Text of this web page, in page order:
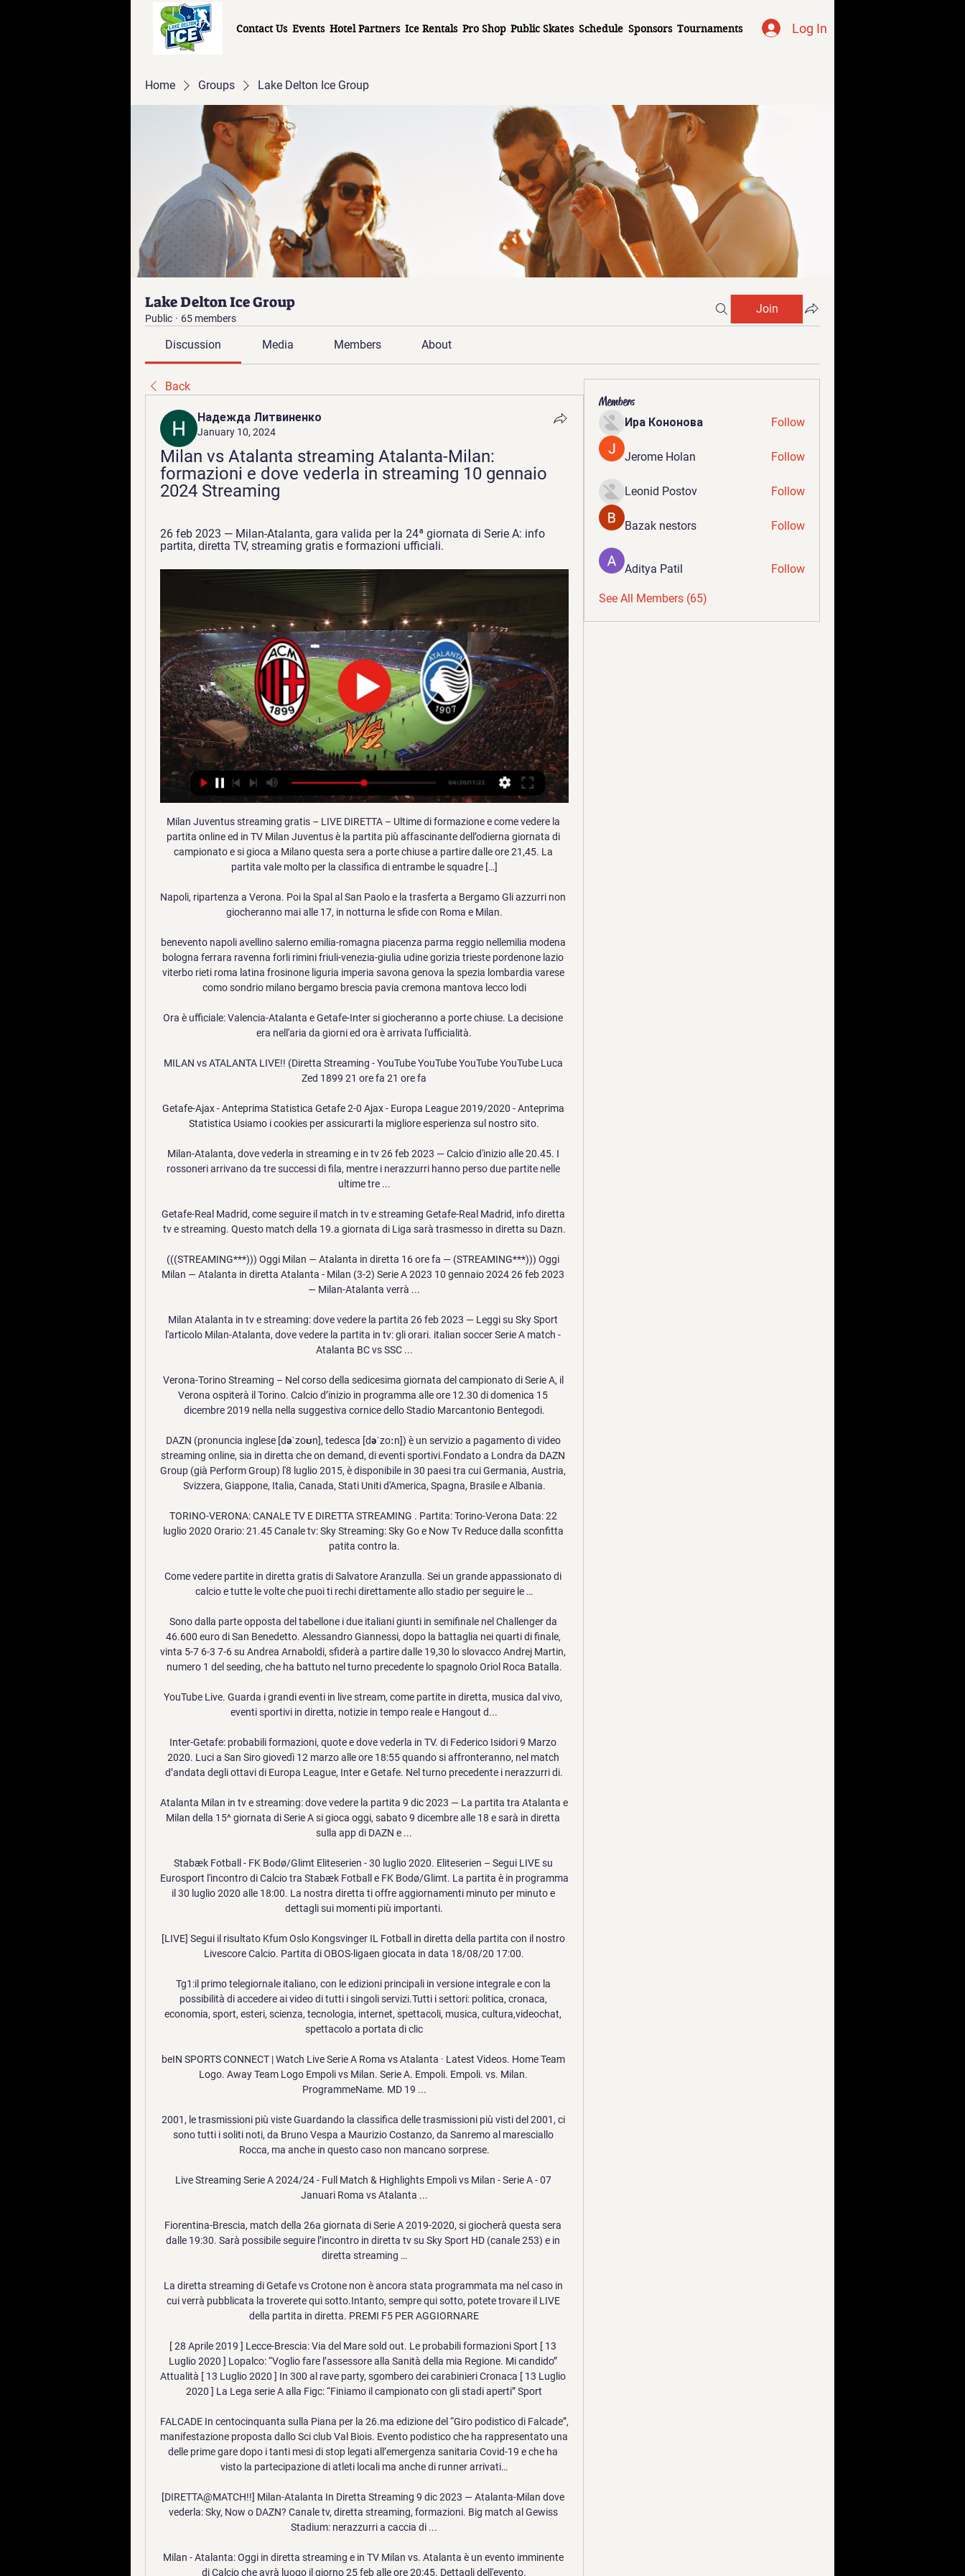
Contact Us Events Hotel Partners Ice Rentals Pro Shop Public Skates Schedule Sponsors Tournaments Log In
Home Groups Lake Delton Ice Group
Lake Delton Ice Group
Public · 65 members
Join
Discussion Media Members About
Back
Надежда Литвиненко
January 10, 2024
Milan vs Atalanta streaming Atalanta-Milan:
formazioni e dove vederla in streaming 10 gennaio
2024 Streaming
26 feb 2023 — Milan-Atalanta, gara valida per la 24ª giornata di Serie A: info
partita, diretta TV, streaming gratis e formazioni ufficiali.
Milan Juventus streaming gratis – LIVE DIRETTA – Ultime di formazione e come vedere la
partita online ed in TV Milan Juventus è la partita più affascinante dell’odierna giornata di
campionato e si gioca a Milano questa sera a porte chiuse a partire dalle ore 21,45. La
partita vale molto per la classifica di entrambe le squadre […]
Napoli, ripartenza a Verona. Poi la Spal al San Paolo e la trasferta a Bergamo Gli azzurri non
giocheranno mai alle 17, in notturna le sfide con Roma e Milan.
benevento napoli avellino salerno emilia-romagna piacenza parma reggio nellemilia modena
bologna ferrara ravenna forli rimini friuli-venezia-giulia udine gorizia trieste pordenone lazio
viterbo rieti roma latina frosinone liguria imperia savona genova la spezia lombardia varese
como sondrio milano bergamo brescia pavia cremona mantova lecco lodi
Ora è ufficiale: Valencia-Atalanta e Getafe-Inter si giocheranno a porte chiuse. La decisione
era nell'aria da giorni ed ora è arrivata l'ufficialità.
MILAN vs ATALANTA LIVE!! (Diretta Streaming - YouTube YouTube YouTube YouTube Luca
Zed 1899 21 ore fa 21 ore fa
Getafe-Ajax - Anteprima Statistica Getafe 2-0 Ajax - Europa League 2019/2020 - Anteprima
Statistica Usiamo i cookies per assicurarti la migliore esperienza sul nostro sito.
Milan-Atalanta, dove vederla in streaming e in tv 26 feb 2023 — Calcio d'inizio alle 20.45. I
rossoneri arrivano da tre successi di fila, mentre i nerazzurri hanno perso due partite nelle
ultime tre ...
Getafe-Real Madrid, come seguire il match in tv e streaming Getafe-Real Madrid, info diretta
tv e streaming. Questo match della 19.a giornata di Liga sarà trasmesso in diretta su Dazn.
(((STREAMING***))) Oggi Milan — Atalanta in diretta 16 ore fa — (STREAMING***))) Oggi
Milan — Atalanta in diretta Atalanta - Milan (3-2) Serie A 2023 10 gennaio 2024 26 feb 2023
— Milan-Atalanta verrà ...
Milan Atalanta in tv e streaming: dove vedere la partita 26 feb 2023 — Leggi su Sky Sport
l'articolo Milan-Atalanta, dove vedere la partita in tv: gli orari. italian soccer Serie A match -
Atalanta BC vs SSC ...
Verona-Torino Streaming – Nel corso della sedicesima giornata del campionato di Serie A, il
Verona ospiterà il Torino. Calcio d’inizio in programma alle ore 12.30 di domenica 15
dicembre 2019 nella nella suggestiva cornice dello Stadio Marcantonio Bentegodi.
DAZN (pronuncia inglese [dəˈzoʊn], tedesca [dəˈzoːn]) è un servizio a pagamento di video
streaming online, sia in diretta che on demand, di eventi sportivi.Fondato a Londra da DAZN
Group (già Perform Group) l'8 luglio 2015, è disponibile in 30 paesi tra cui Germania, Austria,
Svizzera, Giappone, Italia, Canada, Stati Uniti d'America, Spagna, Brasile e Albania.
TORINO-VERONA: CANALE TV E DIRETTA STREAMING . Partita: Torino-Verona Data: 22
luglio 2020 Orario: 21.45 Canale tv: Sky Streaming: Sky Go e Now Tv Reduce dalla sconfitta
patita contro la.
Come vedere partite in diretta gratis di Salvatore Aranzulla. Sei un grande appassionato di
calcio e tutte le volte che puoi ti rechi direttamente allo stadio per seguire le …
Sono dalla parte opposta del tabellone i due italiani giunti in semifinale nel Challenger da
46.600 euro di San Benedetto. Alessandro Giannessi, dopo la battaglia nei quarti di finale,
vinta 5-7 6-3 7-6 su Andrea Arnaboldi, sfiderà a partire dalle 19,30 lo slovacco Andrej Martin,
numero 1 del seeding, che ha battuto nel turno precedente lo spagnolo Oriol Roca Batalla.
YouTube Live. Guarda i grandi eventi in live stream, come partite in diretta, musica dal vivo,
eventi sportivi in diretta, notizie in tempo reale e Hangout d...
Inter-Getafe: probabili formazioni, quote e dove vederla in TV. di Federico Isidori 9 Marzo
2020. Luci a San Siro giovedì 12 marzo alle ore 18:55 quando si affronteranno, nel match
d’andata degli ottavi di Europa League, Inter e Getafe. Nel turno precedente i nerazzurri di.
Atalanta Milan in tv e streaming: dove vedere la partita 9 dic 2023 — La partita tra Atalanta e
Milan della 15^ giornata di Serie A si gioca oggi, sabato 9 dicembre alle 18 e sarà in diretta
sulla app di DAZN e ...
Stabæk Fotball - FK Bodø/Glimt Eliteserien - 30 luglio 2020. Eliteserien – Segui LIVE su
Eurosport l'incontro di Calcio tra Stabæk Fotball e FK Bodø/Glimt. La partita è in programma
il 30 luglio 2020 alle 18:00. La nostra diretta ti offre aggiornamenti minuto per minuto e
dettagli sui momenti più importanti.
[LIVE] Segui il risultato Kfum Oslo Kongsvinger IL Fotball in diretta della partita con il nostro
Livescore Calcio. Partita di OBOS-ligaen giocata in data 18/08/20 17:00.
Tg1:il primo telegiornale italiano, con le edizioni principali in versione integrale e con la
possibilità di accedere ai video di tutti i singoli servizi.Tutti i settori: politica, cronaca,
economia, sport, esteri, scienza, tecnologia, internet, spettacoli, musica, cultura,videochat,
spettacolo a portata di clic
beIN SPORTS CONNECT | Watch Live Serie A Roma vs Atalanta · Latest Videos. Home Team
Logo. Away Team Logo Empoli vs Milan. Serie A. Empoli. Empoli. vs. Milan.
ProgrammeName. MD 19 ...
2001, le trasmissioni più viste Guardando la classifica delle trasmissioni più visti del 2001, ci
sono tutti i soliti noti, da Bruno Vespa a Maurizio Costanzo, da Sanremo al maresciallo
Rocca, ma anche in questo caso non mancano sorprese.
Live Streaming Serie A 2024/24 - Full Match & Highlights Empoli vs Milan - Serie A - 07
Januari Roma vs Atalanta ...
Fiorentina-Brescia, match della 26a giornata di Serie A 2019-2020, si giocherà questa sera
dalle 19:30. Sarà possibile seguire l’incontro in diretta tv su Sky Sport HD (canale 253) e in
diretta streaming …
La diretta streaming di Getafe vs Crotone non è ancora stata programmata ma nel caso in
cui verrà pubblicata la troverete qui sotto.Intanto, sempre qui sotto, potete trovare il LIVE
della partita in diretta. PREMI F5 PER AGGIORNARE
[ 28 Aprile 2019 ] Lecce-Brescia: Via del Mare sold out. Le probabili formazioni Sport [ 13
Luglio 2020 ] Lopalco: “Voglio fare l’assessore alla Sanità della mia Regione. Mi candido”
Attualità [ 13 Luglio 2020 ] In 300 al rave party, sgombero dei carabinieri Cronaca [ 13 Luglio
2020 ] La Lega serie A alla Figc: “Finiamo il campionato con gli stadi aperti” Sport
FALCADE In centocinquanta sulla Piana per la 26.ma edizione del “Giro podistico di Falcade”,
manifestazione proposta dallo Sci club Val Biois. Evento podistico che ha rappresentato una
delle prime gare dopo i tanti mesi di stop legati all’emergenza sanitaria Covid-19 e che ha
visto la partecipazione di atleti locali ma anche di runner arrivati…
[DIRETTA@MATCH!!] Milan-Atalanta In Diretta Streaming 9 dic 2023 — Atalanta-Milan dove
vederla: Sky, Now o DAZN? Canale tv, diretta streaming, formazioni. Big match al Gewiss
Stadium: nerazzurri a caccia di ...
Milan - Atalanta: Oggi in diretta streaming e in TV Milan vs. Atalanta è un evento imminente
di Calcio che avrà luogo il giorno 25 feb alle ore 20:45. Dettagli dell'evento.
Members
Ира Кононова Follow
Jerome Holan Follow
Leonid Postov Follow
Bazak nestors Follow
Aditya Patil Follow
See All Members (65)